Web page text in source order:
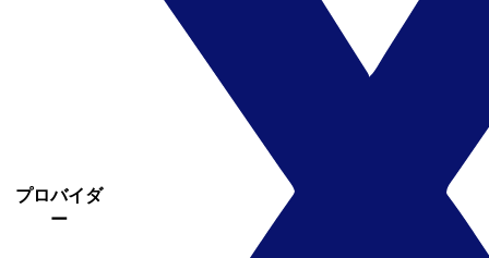
プロバイダ
ー